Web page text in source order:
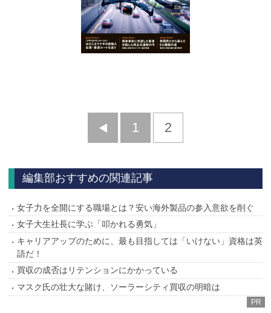
前
1 2
編集部おすすめの関連記事
女子力を全開にする職場とは？安い海外製品の参入意欲を削ぐ
女子大生社長に学ぶ「叩かれる勇気」
キャリアアップのために、最も目指しては「いけない」資格は英
語だ！
買収の成否はリテンションにかかっている
マスク氏の壮大な賭け、ソーラーシティ買収の明暗は
PR